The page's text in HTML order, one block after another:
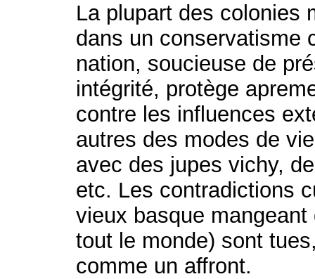
La plupart des colonies
dans un conservatisme
nation, soucieuse de
intégrité, protège
contre les influences
autres des modes de
avec des jupes vichy,
etc. Les contradictions
vieux basque
tout le monde) sont
comme un affront.